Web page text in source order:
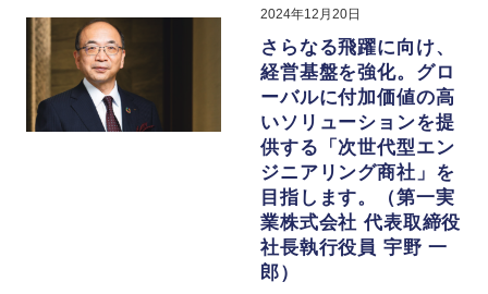
2024年12月20日
さらなる飛躍に向け、
経営基盤を強化。グロ
ーバルに付加価値の高
いソリューションを提
供する「次世代型エン
ジニアリング商社」を
目指します。（第一実
業株式会社 代表取締役
社長執行役員 宇野 一
郎）